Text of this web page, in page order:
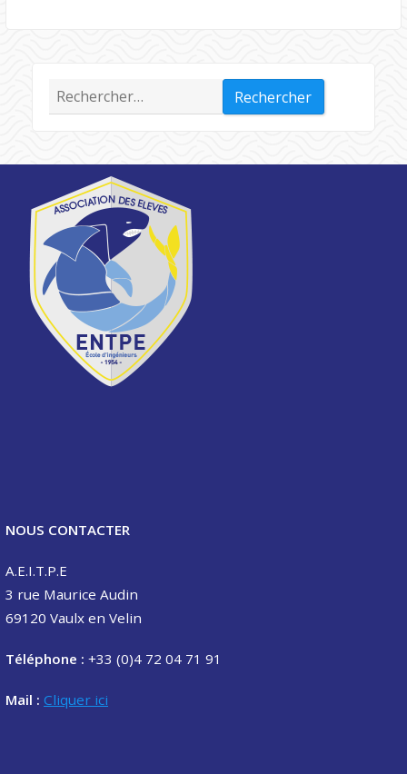
Rechercher :
NOUS CONTACTER
A.E.I.T.P.E
3 rue Maurice Audin
69120 Vaulx en Velin
Téléphone : +33 (0)4 72 04 71 91
Mail : Cliquer ici